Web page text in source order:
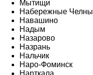
Мытищи
Набережные Челны
Навашино
Надым
Назарово
Назрань
Нальчик
Наро-Фоминск
Нарткала